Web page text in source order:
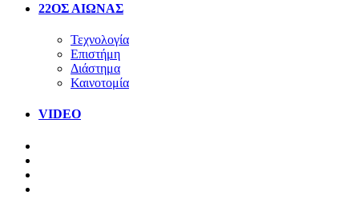
22ΟΣ ΑΙΩΝΑΣ
Τεχνολογία
Επιστήμη
Διάστημα
Καινοτομία
VIDEO